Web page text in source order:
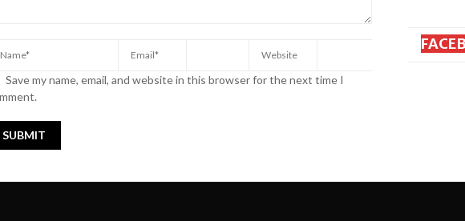
Save my name, email, and website in this browser for the next time I